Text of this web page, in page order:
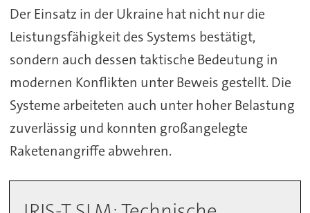
Der Einsatz in der Ukraine hat nicht nur die
Leistungsfähigkeit des Systems bestätigt,
sondern auch dessen taktische Bedeutung in
modernen Konflikten unter Beweis gestellt. Die
Systeme arbeiteten auch unter hoher Belastung
zuverlässig und konnten großangelegte
Raketenangriffe abwehren.